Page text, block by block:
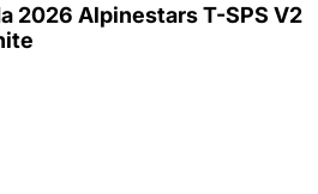
2026 Alpinestars T-SPS V2